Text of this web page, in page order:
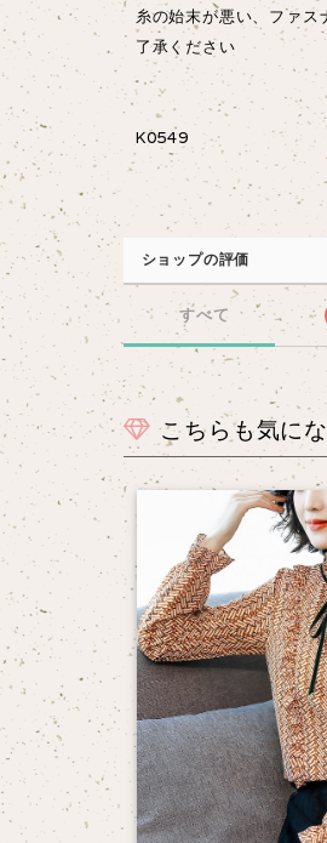
糸の始末が悪い、ファ
了承ください
K0549
ショップの評価
すべて
こちらも気に